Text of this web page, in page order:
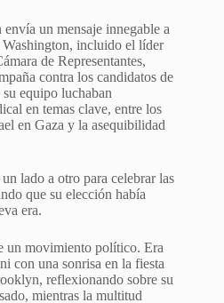
un mensaje innegable a
Washington, incluido el líder
de Representantes,
contra los candidatos de
equipo luchaban
en temas clave, entre los
en Gaza y la asequibilidad
lado a otro para celebrar las
que su elección había
era.
un movimiento político. Era
con una sonrisa en la fiesta
reflexionando sobre su
mientras la multitud